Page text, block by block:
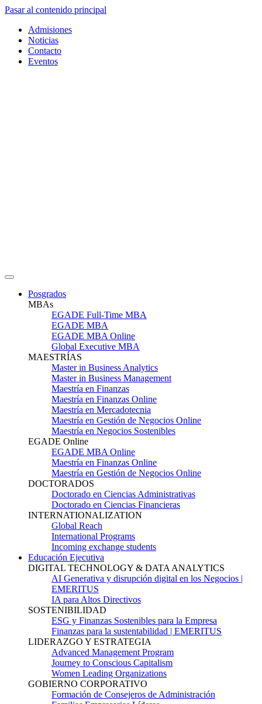
Pasar al contenido principal
Admisiones
Noticias
Contacto
Eventos
Posgrados
MBAs
EGADE Full-Time MBA
EGADE MBA
EGADE MBA Online
Global Executive MBA
MAESTRÍAS
Master in Business Analytics
Master in Business Management
Maestría en Finanzas
Maestría en Finanzas Online
Maestría en Mercadotecnia
Maestría en Gestión de Negocios Online
Maestría en Negocios Sostenibles
EGADE Online
EGADE MBA Online
Maestría en Finanzas Online
Maestría en Gestión de Negocios Online
DOCTORADOS
Doctorado en Ciencias Administrativas
Doctorado en Ciencias Financieras
INTERNATIONALIZATION
Global Reach
International Programs
Incoming exchange students
Educación Ejecutiva
DIGITAL TECHNOLOGY & DATA ANALYTICS
AI Generativa y disrupción digital en los Negocios |
EMERITUS
IA para Altos Directivos
SOSTENIBILIDAD
ESG y Finanzas Sostenibles para la Empresa
Finanzas para la sustentabilidad | EMERITUS
LIDERAZGO Y ESTRATEGIA
Advanced Management Program
Journey to Conscious Capitalism
Women Leading Organizations
GOBIERNO CORPORATIVO
Formación de Consejeros de Administración